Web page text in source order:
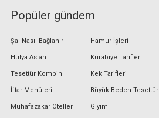
Popüler gündem
Şal Nasıl Bağlanır
Hülya Aslan
Tesettür Kombin
İftar Menüleri
Muhafazakar Oteller
Hamur İşleri
Kurabiye Tarifleri
Kek Tarifleri
Büyük Beden Tesettür
Giyim